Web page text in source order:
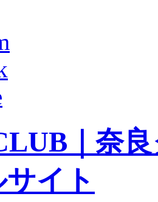
ティ
ーム
ームスタッフ
ール
ーム「volundeer」
ド
ナー